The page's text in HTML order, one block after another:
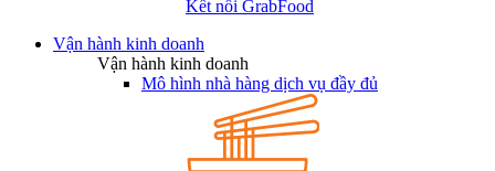
Kết nối GrabFood
Vận hành kinh doanh
Vận hành kinh doanh
Mô hình nhà hàng dịch vụ đầy đủ